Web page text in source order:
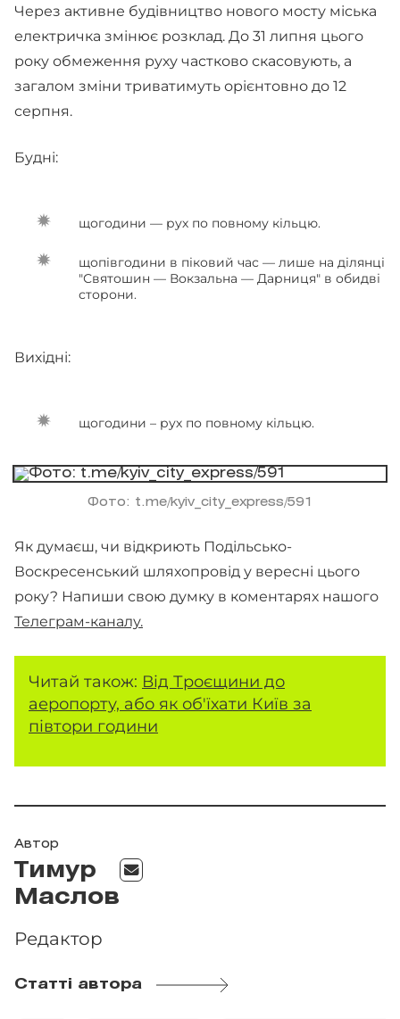
Через активне будівництво нового мосту міська
електричка змінює розклад. До 31 липня цього
року обмеження руху частково скасовують, а
загалом зміни триватимуть орієнтовно до 12
серпня.
Будні:
щогодини — рух по повному кільцю.
щопівгодини в піковий час — лише на ділянці
"Святошин — Вокзальна — Дарниця" в обидві
сторони.
Вихідні:
щогодини – рух по повному кільцю.
Фото: t.me/kyiv_city_express/591
Як думаєш, чи відкриють Подільсько-
Воскресенський шляхопровід у вересні цього
року? Напиши свою думку в коментарях нашого
Телеграм-каналу.
Читай також: Від Троєщини до
аеропорту, або як об'їхати Київ за
півтори години
Автор
Тимур
Маслов
Редактор
Статті автора